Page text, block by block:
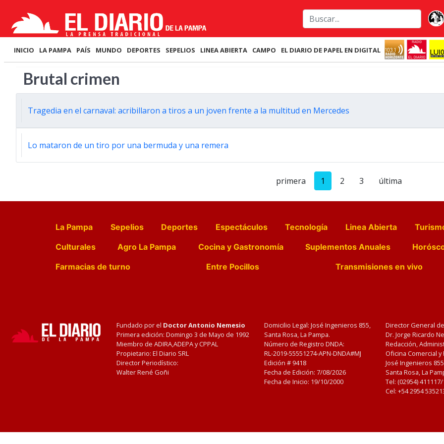
INICIO LA PAMPA PAÍS MUNDO DEPORTES SEPELIOS LINEA ABIERTA CAMPO EL DIARIO DE PAPEL EN DIGITAL
Brutal crimen
Tragedia en el carnaval: acribillaron a tiros a un joven frente a la multitud en Mercedes
Lo mataron de un tiro por una bermuda y una remera
primera 1 2 3 última
La Pampa Sepelios Deportes Espectáculos Tecnología Linea Abierta
Culturales
Agro La Pampa Cocina y Gastronomía Suplementos Anuales
Farmacias de turno
Entre Pocillos Transmisiones en vivo
Fundado por el Doctor Antonio Nemesio
Primera edición: Domingo 3 de Mayo de 1992
Miembro de ADIRA,ADEPA y CPPAL
Propietario: El Diario SRL
Director Periodístico:
Walter René Goñi
Domicilio Legal: José Ingenieros 855,
Santa Rosa, La Pampa.
Número de Registro DNDA:
RL-2019-55551274-APN-DNDA#MJ
Edición # 9418
Fecha de Edición: 7/08/2026
Fecha de Inicio: 19/10/2000
Director General
Dr. Jorge Ricardo
Redacción,
Oficina Comercial
José Ingenieros
Santa Rosa, La
Tel: (02954)
Cel: +54 2954